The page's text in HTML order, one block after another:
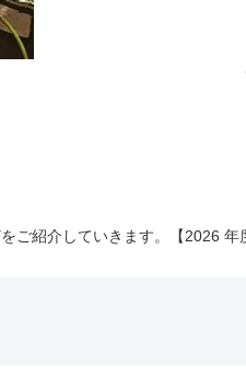
ご紹介していきます。【2026 年